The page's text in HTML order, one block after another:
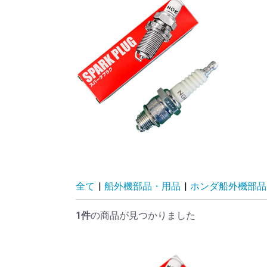
全て | 船外機部品・用品 | ホンダ船外機部品
1件の商品が見つかりました